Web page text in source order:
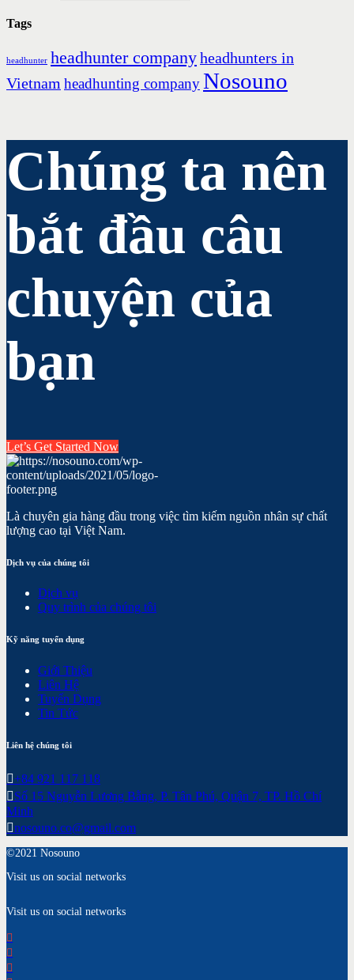
Tags
headhunter headhunter companyheadhunters in
Vietnam headhunting companyNosouno
Chúng ta nên
bắt đầu câu
chuyện của
bạn
Let’s Get Started Now
Là chuyên gia hàng đầu trong việc tìm kiếm nguồn nhân sự chất
lượng cao tại Việt Nam.
Dịch vụ của chúng tôi
Dịch vụ
Quy trình của chúng tôi
Kỹ năng tuyển dụng
Giới Thiệu
Liên Hệ
Tuyển Dụng
Tin Tức
Liên hệ chúng tôi
+84 921 117 118
Số 15 Nguyễn Lương Bằng, P. Tân Phú, Quận 7, TP. Hồ Chí
Minh
nosouno.co@gmail.com
©2021 Nosouno
Visit us on social networks
Visit us on social networks